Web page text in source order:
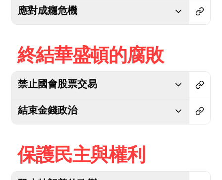
應對成癮危機
終結華盛頓的腐敗
禁止國會股票交易
結束金錢政治
保護民主與權利